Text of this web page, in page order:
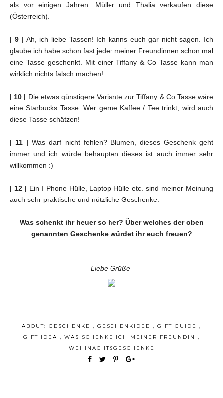
als vor einigen Jahren. Müller und Thalia verkaufen diese
(Österreich).
| 9 | Ah, ich liebe Tassen! Ich kanns euch gar nicht sagen. Ich
glaube ich habe schon fast jeder meiner Freundinnen schon mal
eine Tasse geschenkt. Mit einer Tiffany & Co Tasse kann man
wirklich nichts falsch machen!
| 10 | Die etwas günstigere Variante zur Tiffany & Co Tasse wäre
eine Starbucks Tasse. Wer gerne Kaffee / Tee trinkt, wird auch
diese Tasse schätzen!
| 11 | Was darf nicht fehlen? Blumen, dieses Geschenk geht
immer und ich würde behaupten dieses ist auch immer sehr
willkommen :)
| 12 | Ein I Phone Hülle, Laptop Hülle etc. sind meiner Meinung
auch sehr praktische und nützliche Geschenke.
Was schenkt ihr heuer so her? Über welches der oben
genannten Geschenke würdet ihr euch freuen?
Liebe Grüße
ABOUT: GESCHENKE GESCHENKIDEE GIFT GUIDE
GIFT IDEA
WAS SCHENKE ICH MEINER FREUNDIN
WEIHNACHTSGESCHENKE